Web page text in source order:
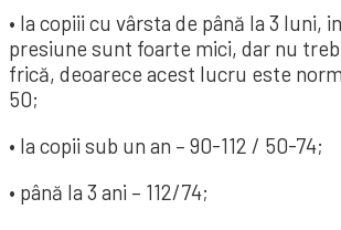
• la copiii cu vârsta de până la 3 luni,
presiune sunt foarte mici, dar nu
frică, deoarece acest lucru este
50;
• la copii sub un an – 90-112 / 50-74;
• până la 3 ani – 112/74;